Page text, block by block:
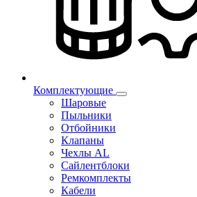
Комплектующие
Шаровые
Пыльники
Отбойники
Клапаны
Чехлы AL
Сайлентблоки
Ремкомплекты
Кабели